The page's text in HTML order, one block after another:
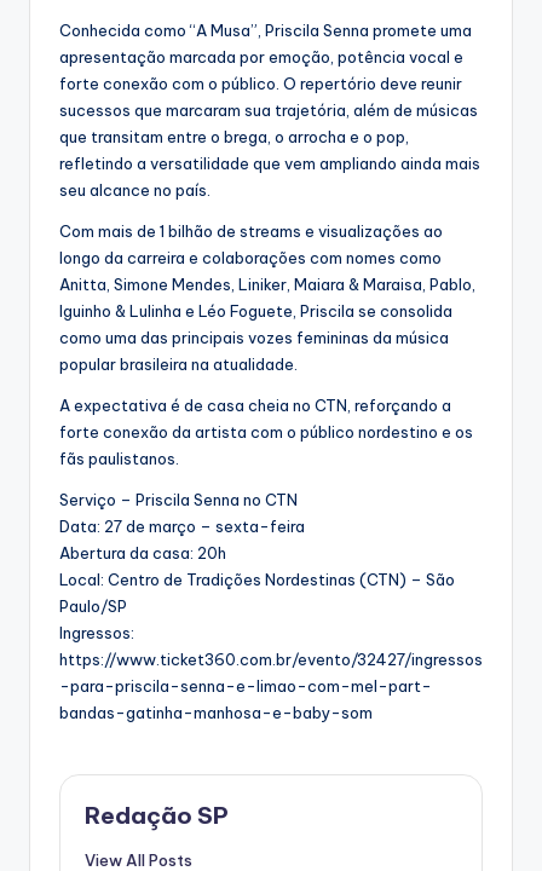
Conhecida como “A Musa”, Priscila Senna promete uma
apresentação marcada por emoção, potência vocal e
forte conexão com o público. O repertório deve reunir
sucessos que marcaram sua trajetória, além de músicas
que transitam entre o brega, o arrocha e o pop,
refletindo a versatilidade que vem ampliando ainda mais
seu alcance no país.
Com mais de 1 bilhão de streams e visualizações ao
longo da carreira e colaborações com nomes como
Anitta, Simone Mendes, Liniker, Maiara & Maraisa, Pablo,
Iguinho & Lulinha e Léo Foguete, Priscila se consolida
como uma das principais vozes femininas da música
popular brasileira na atualidade.
A expectativa é de casa cheia no CTN, reforçando a
forte conexão da artista com o público nordestino e os
fãs paulistanos.
Serviço – Priscila Senna no CTN
Data: 27 de março – sexta-feira
Abertura da casa: 20h
Local: Centro de Tradições Nordestinas (CTN) – São
Paulo/SP
Ingressos:
https://www.ticket360.com.br/evento/32427/ingressos
-para-priscila-senna-e-limao-com-mel-part-
bandas-gatinha-manhosa-e-baby-som
Redação SP
View All Posts